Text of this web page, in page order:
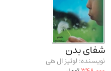
شفای بدن
نویسنده: لوئیز ال هی